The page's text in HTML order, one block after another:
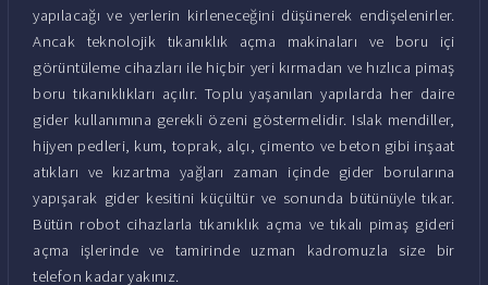
yapılacağı ve yerlerin kirleneceğini düşünerek endişelenirler.
Ancak teknolojik tıkanıklık açma makinaları ve boru içi
görüntüleme cihazları ile hiçbir yeri kırmadan ve hızlıca pimaş
boru tıkanıklıkları açılır. Toplu yaşanılan yapılarda her daire
gider kullanımına gerekli özeni göstermelidir. Islak mendiller,
hijyen pedleri, kum, toprak, alçı, çimento ve beton gibi inşaat
atıkları ve kızartma yağları zaman içinde gider borularına
yapışarak gider kesitini küçültür ve sonunda bütünüyle tıkar.
Bütün robot cihazlarla tıkanıklık açma ve tıkalı pimaş gideri
açma işlerinde ve tamirinde uzman kadromuzla size bir
telefon kadar yakınız.